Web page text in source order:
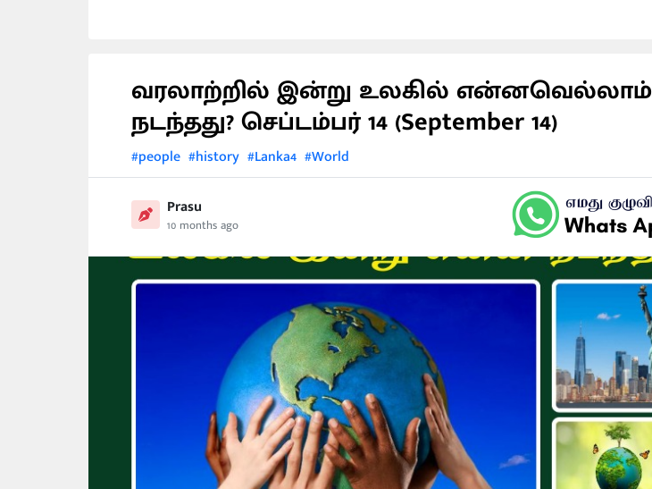
வரலாற்றில் இன்று உலகில் என்னவெல்லாம்
நடந்தது? செப்டம்பர் 14 (September 14)
#people #history #Lanka4 #World
Prasu
10 months ago